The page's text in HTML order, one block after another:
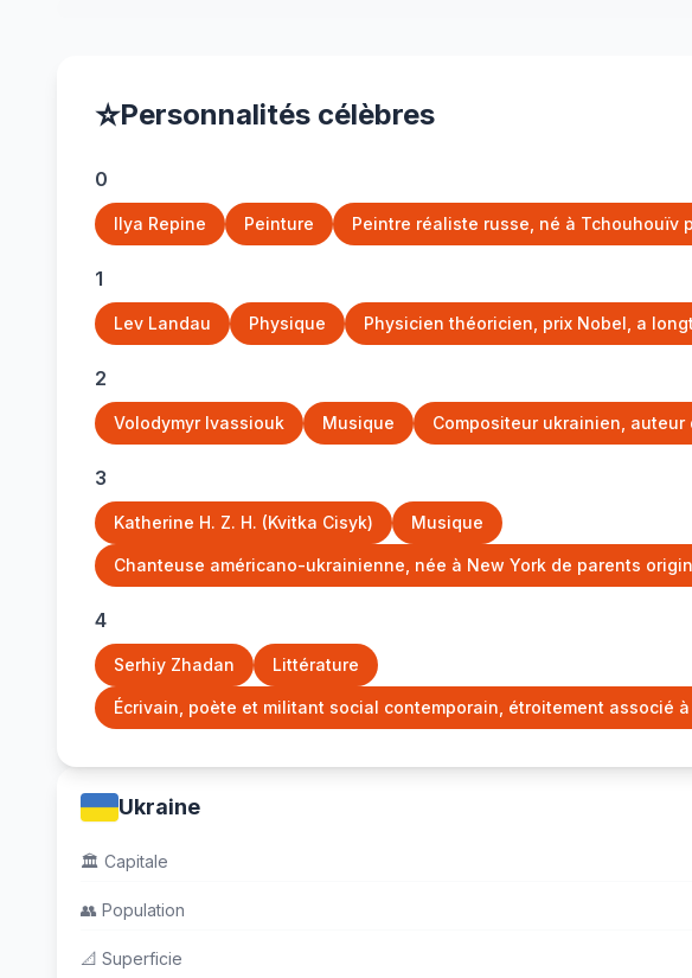
⭐Personnalités célèbres
0
Ilya Repine Peinture Peintre réaliste russe, né à Tchouhouïv
1
Lev Landau Physique Physicien théoricien, prix Nobel, a
2
Volodymyr Ivassiouk Musique Compositeur ukrainien,
3
Katherine H. Z. H. (Kvitka Cisyk) Musique
Chanteuse américano-ukrainienne, née à New York de parents
4
Serhiy Zhadan Littérature
Écrivain, poète et militant social contemporain, étroitement associé à
Ukraine
🏛️ Capitale
👥 Population
📐 Superficie